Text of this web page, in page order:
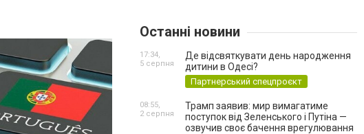
Останні новини
Де відсвяткувати день народження
дитини в Одесі?
Партнерський спецпроєкт
17:34,
5 серпня
Трамп заявив: мир вимагатиме
поступок від Зеленського і Путіна —
озвучив своє бачення врегулювання
08:55,
2 серпня